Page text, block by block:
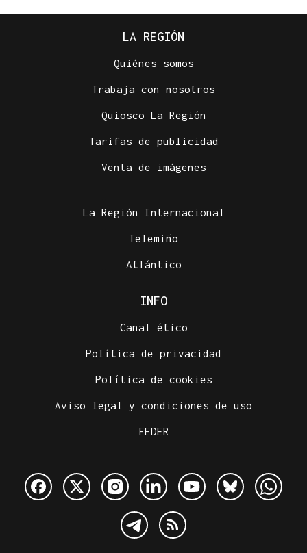
LA REGIÓN
Quiénes somos
Trabaja con nosotros
Quiosco La Región
Tarifas de publicidad
Venta de imágenes
La Región Internacional
Telemiño
Atlántico
INFO
Canal ético
Política de privacidad
Política de cookies
Aviso legal y condiciones de uso
FEDER